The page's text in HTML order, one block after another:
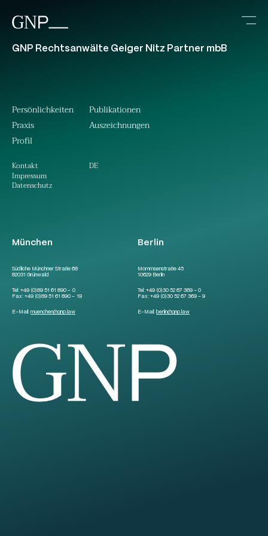
GNP Rechtsanwälte Geiger Nitz Partner mbB
München
Südliche Münchner Straße 68
82031 Grünwald
Tel:+49 (0)89 51 61 890 – 0
Fax:+49 (0)89 51 61 890 – 19
E-Mail:muenchen@gnp.law
Berlin
Mommsenstraße 45
10629 Berlin
Tel: +49 (0)30 52 67 369 – 0
Fax: +49 (0)30 52 67 369 – 9
E-Mail: berlin@gnp.law
Persönlichkeiten
Praxis
Profil
Kontakt
Impressum
Datenschutz
Publikationen
Auszeichnungen
DE